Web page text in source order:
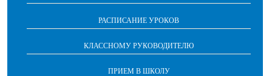
РАСПИСАНИЕ УРОКОВ
КЛАССНОМУ РУКОВОДИТЕЛЮ
ПРИЕМ В ШКОЛУ